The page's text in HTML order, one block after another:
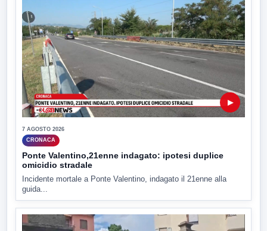
▶
7 AGOSTO 2026
CRONACA
Ponte Valentino,21enne indagato: ipotesi duplice
omicidio stradale
Incidente mortale a Ponte Valentino, indagato il 21enne alla
guida...